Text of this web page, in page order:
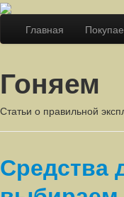
Главная
Гоняем
Статьи о правильной
Средства